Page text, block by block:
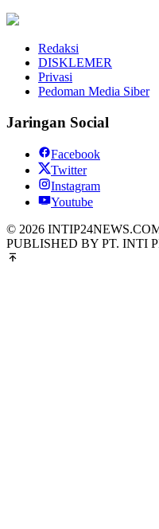
Redaksi
DISKLEMER
Privasi
Pedoman Media Siber
Jaringan Social
Facebook
Twitter
Instagram
Youtube
© 2026
PUBLISHED BY PT. INTI